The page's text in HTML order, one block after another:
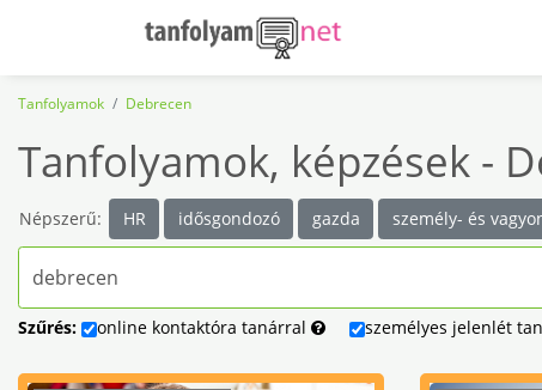
Tanfolyamok Debrecen
Tanfolyamok, képzések -
Népszerű: HR idősgondozó gazda személy- és
Szűrés: online kontaktóra tanárral személyes jelenlét